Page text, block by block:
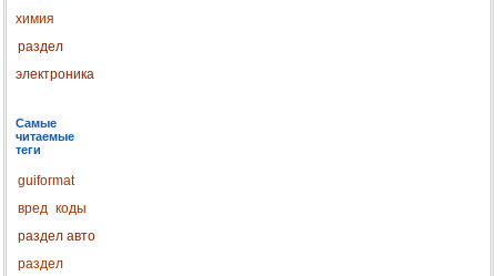
химия
раздел
электроника
Самые
читаемые
теги
guiformat
вред коды
раздел авто
раздел